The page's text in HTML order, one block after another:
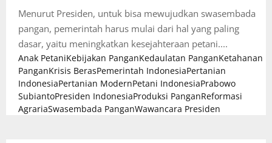
Menurut Presiden, untuk bisa mewujudkan swasembada
pangan, pemerintah harus mulai dari hal yang paling
dasar, yaitu meningkatkan kesejahteraan petani....
Anak PetaniKebijakan PanganKedaulatan PanganKetahanan
PanganKrisis BerasPemerintah IndonesiaPertanian
IndonesiaPertanian ModernPetani IndonesiaPrabowo
SubiantoPresiden IndonesiaProduksi PanganReformasi
AgrariaSwasembada PanganWawancara Presiden